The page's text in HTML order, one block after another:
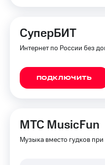
СуперБИТ
Интернет по России без
ПОДКЛЮЧИТЬ
МТС MusicFun
Музыка вместо гудков